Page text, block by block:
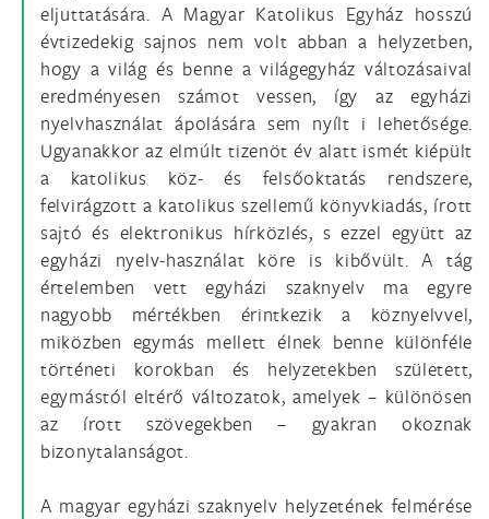
eljuttatására. A Magyar Katolikus Egyház hosszú
évtizedekig sajnos nem volt abban a helyzetben,
hogy a világ és benne a világegyház változásaival
eredményesen számot vessen, így az egyházi
nyelvhasználat ápolására sem nyílt i lehetősége.
Ugyanakkor az elmúlt tizenöt év alatt ismét kiépült
a katolikus köz- és felsőoktatás rendszere,
felvirágzott a katolikus szellemű könyvkiadás, írott
sajtó és elektronikus hírközlés, s ezzel együtt az
egyházi nyelv-használat köre is kibővült. A tág
értelemben vett egyházi szaknyelv ma egyre
nagyobb mértékben érintkezik a köznyelvvel,
miközben egymás mellett élnek benne különféle
történeti korokban és helyzetekben született,
egymástól eltérő változatok, amelyek – különösen
az írott szövegekben – gyakran okoznak
bizonytalanságot.
A magyar egyházi szaknyelv helyzetének felmérése